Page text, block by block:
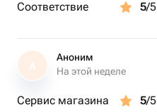
Соответствие
5/5
А
Аноним
На этой неделе
Сервис магазина 5/5